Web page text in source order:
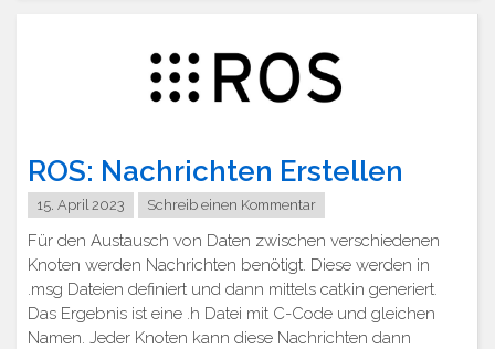
ROS: Nachrichten Erstellen
15. April 2023 Schreib einen Kommentar
Für den Austausch von Daten zwischen verschiedenen
Knoten werden Nachrichten benötigt. Diese werden in
.msg Dateien definiert und dann mittels catkin generiert.
Das Ergebnis ist eine .h Datei mit C-Code und gleichen
Namen. Jeder Knoten kann diese Nachrichten dann